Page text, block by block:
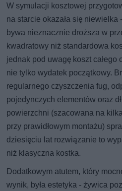
W symulacji kosztowej
na starcie okazała się
bywa nieznacznie droższa w
kwadratowy niż standardowa
jednak pod uwagę koszt
nie tylko wydatek początkowy.
regularnego czyszczenia fug,
pojedynczych elementów oraz
powierzchni (szacowana na
przy prawidłowym montażu)
dziesięciu lat rozwiązanie to
niż klasyczna kostka.
Dodatkowym atutem, który
wynik, była estetyka - żywica